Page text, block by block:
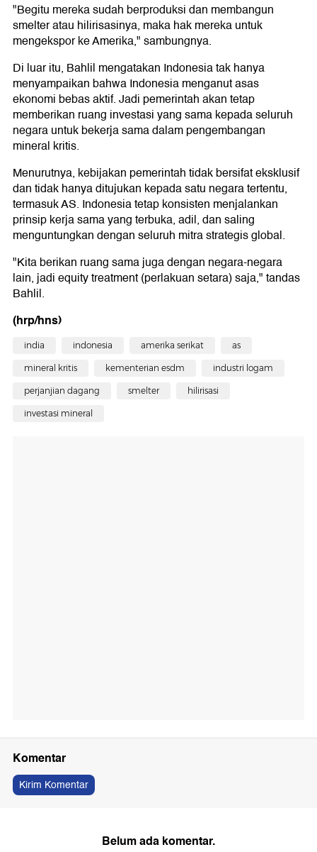
"Begitu mereka sudah berproduksi dan membangun
smelter atau hilirisasinya, maka hak mereka untuk
mengekspor ke Amerika," sambungnya.
Di luar itu, Bahlil mengatakan Indonesia tak hanya
menyampaikan bahwa Indonesia menganut asas
ekonomi bebas aktif. Jadi pemerintah akan tetap
memberikan ruang investasi yang sama kepada seluruh
negara untuk bekerja sama dalam pengembangan
mineral kritis.
Menurutnya, kebijakan pemerintah tidak bersifat eksklusif
dan tidak hanya ditujukan kepada satu negara tertentu,
termasuk AS. Indonesia tetap konsisten menjalankan
prinsip kerja sama yang terbuka, adil, dan saling
menguntungkan dengan seluruh mitra strategis global.
"Kita berikan ruang sama juga dengan negara-negara
lain, jadi equity treatment (perlakuan setara) saja," tandas
Bahlil.
(hrp/hns)
india indonesia amerika serikat as
mineral kritis kementerian esdm industri logam
perjanjian dagang smelter hilirisasi
investasi mineral
Komentar
Kirim Komentar
Belum ada komentar.